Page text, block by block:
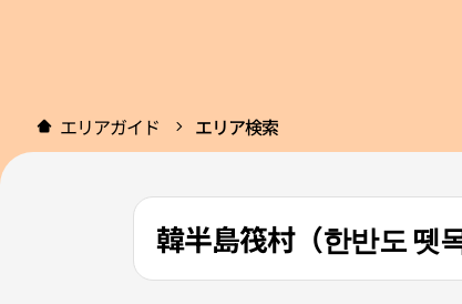
エリアガイド エリア検索
韓半島筏村（한반도 뗏